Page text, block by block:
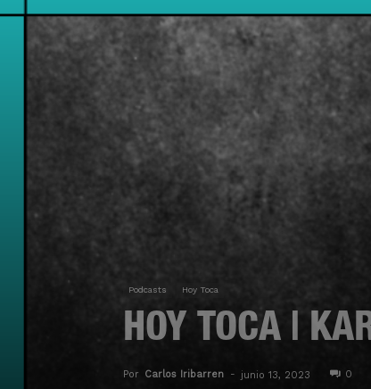
Podcasts Hoy Toca
HOY TOCA |
Por Carlos Iribarren - junio 13, 2023 0